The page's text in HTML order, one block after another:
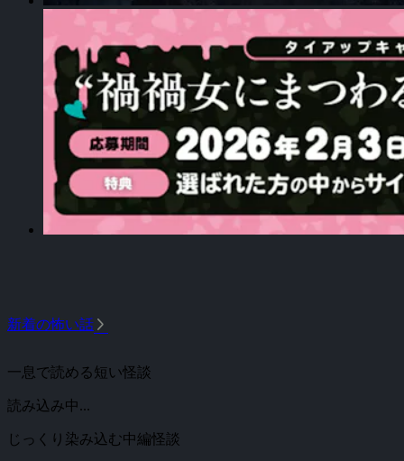
新着の怖い話 arrow_forward_ios
一息で読める短い怪談
読み込み中...
じっくり染み込む中編怪談